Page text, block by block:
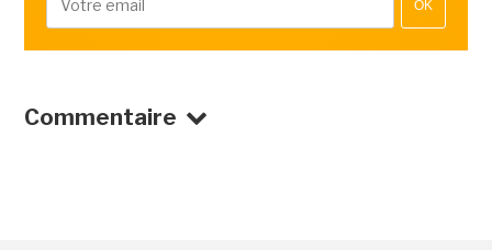
OK
Commentaire